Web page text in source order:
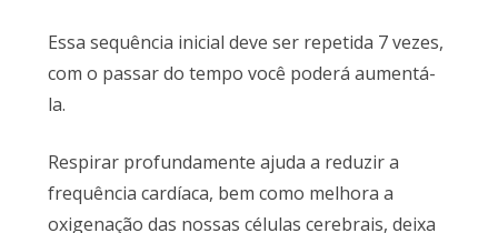
Essa sequência inicial deve ser repetida 7 vezes,
com o passar do tempo você poderá aumentá-
la.
Respirar profundamente ajuda a reduzir a
frequência cardíaca, bem como melhora a
oxigenação das nossas células cerebrais, deixa